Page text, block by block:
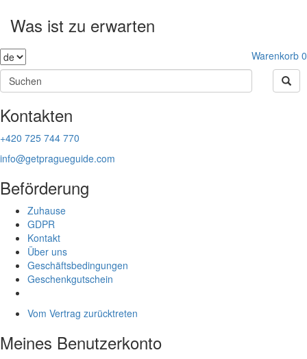
Was ist zu erwarten
Warenkorb 0
Kontakten
+420 725 744 770
info@getpragueguide.com
Beförderung
Zuhause
GDPR
Kontakt
Über uns
Geschäftsbedingungen
Geschenkgutschein
Vom Vertrag zurücktreten
Meines Benutzerkonto